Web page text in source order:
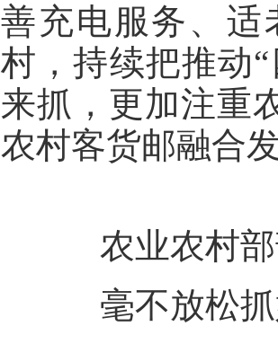
善充电服务、适
村，持续把推动
来抓，更加注重
农村客货邮融合
农业农村部
毫不放松抓